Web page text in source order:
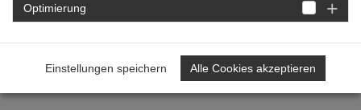
Erste Vertreterversammlung
2014
Optimierung
Einstellungen speichern Alle Cookies akzeptieren